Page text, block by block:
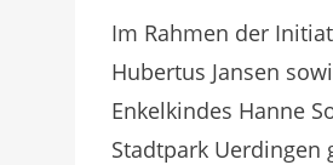
Im Rahmen der
Hubertus Jansen
Enkelkindes Hanne
Stadtpark Uerdingen